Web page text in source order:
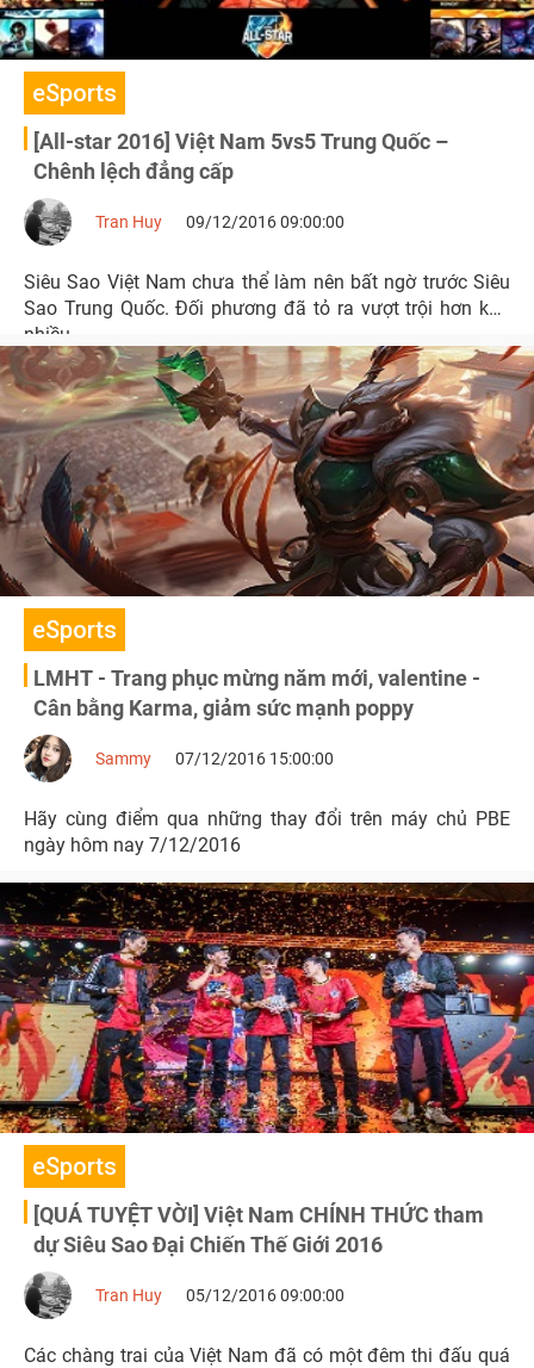
eSports
[All-star 2016] Việt Nam 5vs5 Trung Quốc –
Chênh lệch đẳng cấp
Tran Huy 09/12/2016 09:00:00
Siêu Sao Việt Nam chưa thể làm nên bất ngờ trước Siêu
Sao Trung Quốc. Đối phương đã tỏ ra vượt trội hơn khá
nhiều
eSports
LMHT - Trang phục mừng năm mới, valentine -
Cân bằng Karma, giảm sức mạnh poppy
Sammy 07/12/2016 15:00:00
Hãy cùng điểm qua những thay đổi trên máy chủ PBE
ngày hôm nay 7/12/2016
eSports
[QUÁ TUYỆT VỜI] Việt Nam CHÍNH THỨC tham
dự Siêu Sao Đại Chiến Thế Giới 2016
Tran Huy 05/12/2016 09:00:00
Các chàng trai của Việt Nam đã có một đêm thi đấu quá